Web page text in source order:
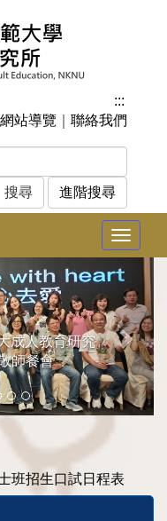
:::
網站導覽 聯絡我們
進階搜尋
Toggle
成人教育研究
師餐會
下
一
張
班招生口試日程表